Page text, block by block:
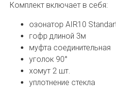
Комплект включает в себя:
озонатор AIR10
гофр длиной 3м
муфта соединительная
уголок 90°
хомут 2 шт.
уплотнение стекла